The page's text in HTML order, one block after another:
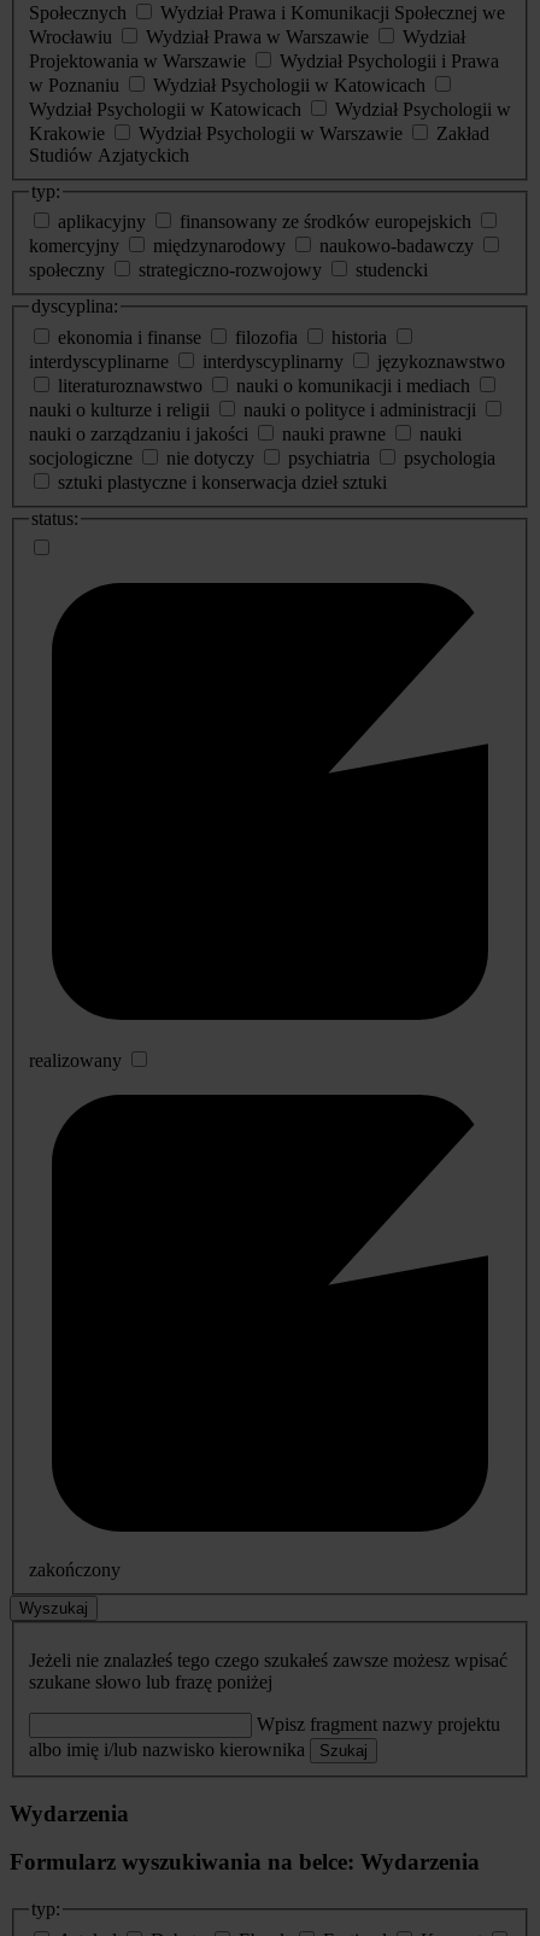
Społecznych
Wydział Prawa i Komunikacji Społecznej we
Wrocławiu
Wydział Prawa w Warszawie
Wydział
Projektowania w Warszawie
Wydział Psychologii i Prawa
w Poznaniu
Wydział Psychologii w Katowicach
Wydział Psychologii w Katowicach
Wydział Psychologii w
Krakowie
Wydział Psychologii w Warszawie
Zakład
Studiów Azjatyckich
typ:
aplikacyjny
finansowany ze środków europejskich
komercyjny
międzynarodowy
naukowo-badawczy
społeczny
strategiczno-rozwojowy
studencki
dyscyplina:
ekonomia i finanse
filozofia
historia
interdyscyplinarne
interdyscyplinarny
językoznawstwo
literaturoznawstwo
nauki o komunikacji i mediach
nauki o kulturze i religii
nauki o polityce i administracji
nauki o zarządzaniu i jakości
nauki prawne
nauki
socjologiczne
nie dotyczy psychiatria
psychologia
sztuki plastyczne i konserwacja dzieł sztuki
status:
realizowany
zakończony
Wyszukaj
Jeżeli nie znalazłeś tego czego szukałeś zawsze możesz wpisać
szukane słowo lub frazę poniżej
Wpisz fragment nazwy projektu
albo imię i/lub nazwisko kierownika
Szukaj
Wydarzenia
Formularz wyszukiwania na belce: Wydarzenia
typ: